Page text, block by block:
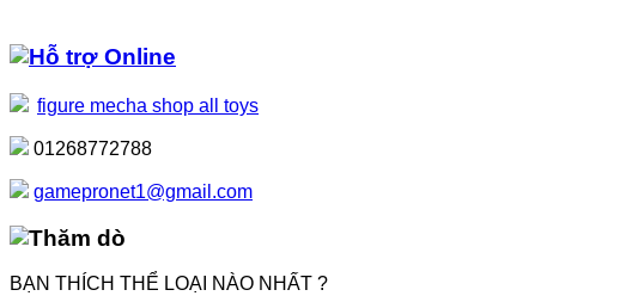
Hỗ trợ Online
figure mecha shop all toys
01268772788
gamepronet1@gmail.com
Thăm dò
BẠN THÍCH THỂ LOẠI NÀO NHẤT ?